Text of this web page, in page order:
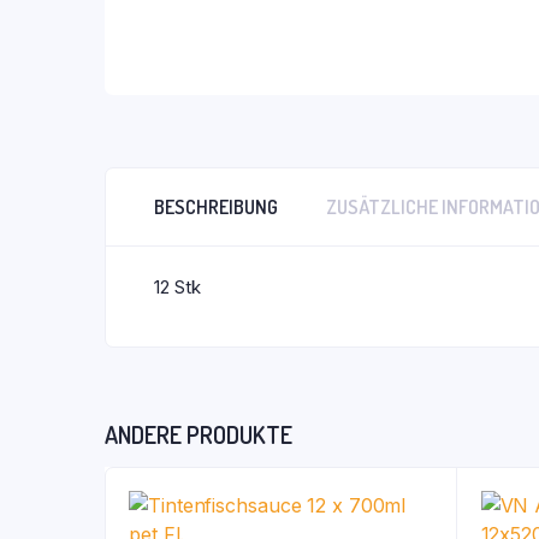
BESCHREIBUNG ZUSÄTZLICHE
12 Stk
ANDERE PRODUKTE